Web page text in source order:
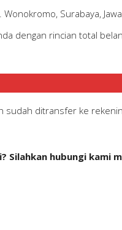
Wonokromo, Surabaya,
dengan rincian total
sudah ditransfer ke
Silahkan hubungi kami